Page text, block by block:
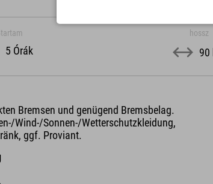
5 Órák
hossz
90
Bremsen und genügend Bremsbelag.
Wind-/Sonnen-/Wetterschutzkleidung,
ggf. Proviant.